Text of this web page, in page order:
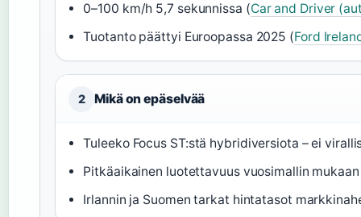
0–100 km/h 5,7 sekunnissa (Car and Driver
Tuotanto päättyi Euroopassa 2025 (Ford
2 Mikä on epäselvää
Tuleeko Focus ST:stä hybridiversiota – ei
Pitkäaikainen luotettavuus vuosimallin
Irlannin ja Suomen tarkat hintatasot